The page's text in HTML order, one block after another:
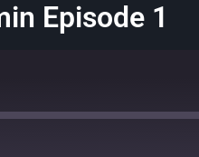
Episode 1